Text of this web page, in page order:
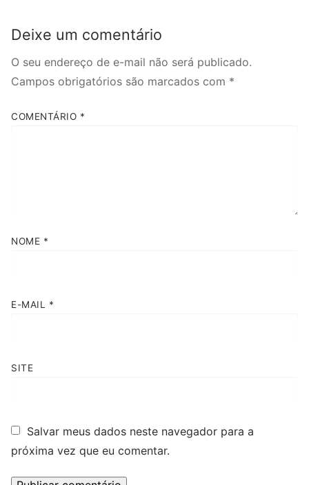
Deixe um comentário
O seu endereço de e-mail não será publicado.
Campos obrigatórios são marcados com *
COMENTÁRIO *
NOME *
E-MAIL *
SITE
Salvar meus dados neste navegador para a
próxima vez que eu comentar.